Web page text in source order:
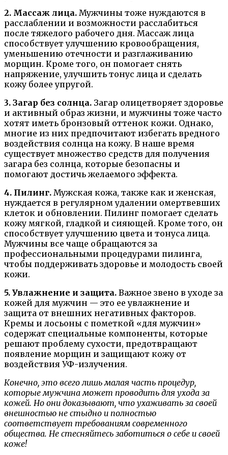
2. Массаж лица. Мужчины тоже нуждаются в
расслаблении и возможности расслабиться
после тяжелого рабочего дня. Массаж лица
способствует улучшению кровообращения,
уменьшению отечности и разглаживанию
морщин. Кроме того, он помогает снять
напряжение, улучшить тонус лица и сделать
кожу более упругой.
3. Загар без солнца. Загар олицетворяет здоровье
и активный образ жизни, и мужчины тоже часто
хотят иметь бронзовый оттенок кожи. Однако,
многие из них предпочитают избегать вредного
воздействия солнца на кожу. В наше время
существует множество средств для получения
загара без солнца, которые безопасны и
помогают достичь желаемого эффекта.
4. Пилинг. Мужская кожа, также как и женская,
нуждается в регулярном удалении омертвевших
клеток и обновлении. Пилинг помогает сделать
кожу мягкой, гладкой и сияющей. Кроме того, он
способствует улучшению цвета и тонуса лица.
Мужчины все чаще обращаются за
профессиональными процедурами пилинга,
чтобы поддерживать здоровье и молодость своей
кожи.
5. Увлажнение и защита. Важное звено в уходе за
кожей для мужчин — это ее увлажнение и
защита от внешних негативных факторов.
Кремы и лосьоны с пометкой «для мужчин»
содержат специальные компоненты, которые
решают проблему сухости, предотвращают
появление морщин и защищают кожу от
воздействия УФ-излучения.
Конечно, это всего лишь малая часть процедур,
которые мужчина может проводить для ухода за
кожей. Но они доказывают, что ухаживать за своей
внешностью не стыдно и полностью
соответствует требованиям современного
общества. Не стесняйтесь заботиться о себе и своей
коже!